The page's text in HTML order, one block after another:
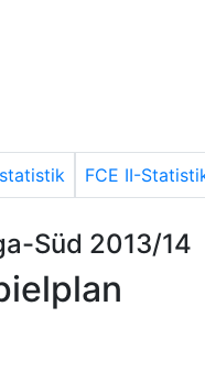
FCE II-
Süd 2013/14